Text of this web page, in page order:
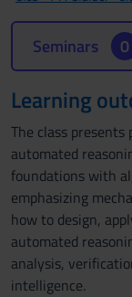
Seminars 0
Learning
The class
automated
foundations with
emphasizing
how to design,
automated
analysis,
intelligence.